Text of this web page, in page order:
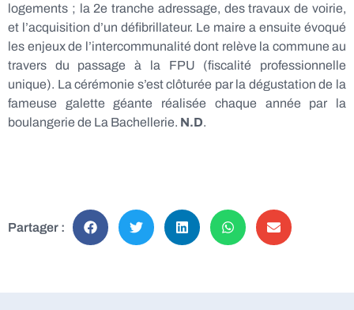
logements ; la 2e tranche adressage, des travaux de voirie,
et l’acquisition d’un défibrillateur. Le maire a ensuite évoqué
les enjeux de l’intercommunalité dont relève la commune au
travers du passage à la FPU (fiscalité professionnelle
unique). La cérémonie s’est clôturée par la dégustation de la
fameuse galette géante réalisée chaque année par la
boulangerie de La Bachellerie. N.D.
Partager :